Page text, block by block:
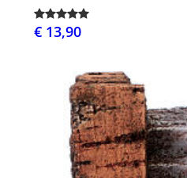
€ 13,90